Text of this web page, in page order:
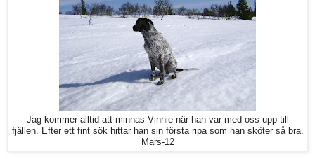
Jag kommer alltid att minnas Vinnie när han var med oss upp till
fjällen. Efter ett fint sök hittar han sin första ripa som han sköter så bra.
Mars-12